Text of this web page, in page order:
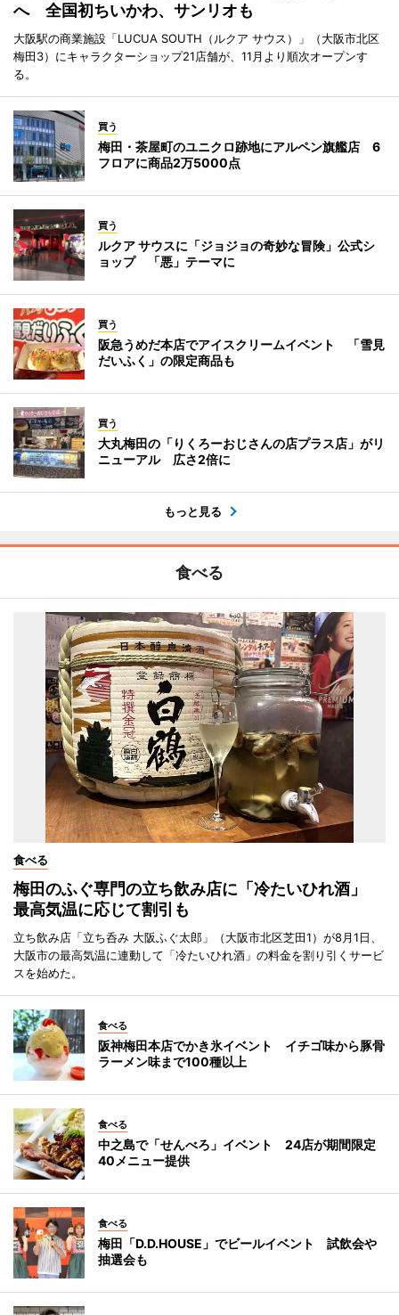
へ 全国初ちいかわ、サンリオも
大阪駅の商業施設「LUCUA SOUTH（ルクア サウス）」（大阪市北区
梅田3）にキャラクターショップ21店舗が、11月より順次オープンす
る。
買う
梅田・茶屋町のユニクロ跡地にアルペン旗艦店 6
フロアに商品2万5000点
買う
ルクア サウスに「ジョジョの奇妙な冒険」公式シ
ョップ 「悪」テーマに
買う
阪急うめだ本店でアイスクリームイベント 「雪見
だいふく」の限定商品も
買う
大丸梅田の「りくろーおじさんの店プラス店」がリ
ニューアル 広さ2倍に
もっと見る
食べる
食べる
梅田のふぐ専門の立ち飲み店に「冷たいひれ酒」
最高気温に応じて割引も
立ち飲み店「立ち呑み 大阪ふぐ太郎」（大阪市北区芝田1）が8月1日、
大阪市の最高気温に連動して「冷たいひれ酒」の料金を割り引くサービ
スを始めた。
食べる
阪神梅田本店でかき氷イベント イチゴ味から豚骨
ラーメン味まで100種以上
食べる
中之島で「せんべろ」イベント 24店が期間限定
40メニュー提供
食べる
梅田「D.D.HOUSE」でビールイベント 試飲会や
抽選会も